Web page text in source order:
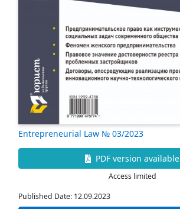
Entrepreneurial Law № 03/2023
PDF version available
Access limited
Published Date: 12.09.2023